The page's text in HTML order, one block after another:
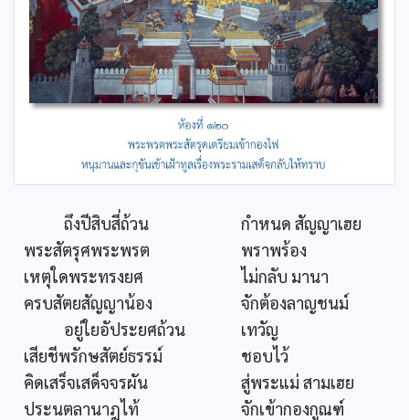
ถึงปีสิบสี่ถ้วน
กำหนด สัญญาเฮย
พระสัตรุศพระพรต
พราพร้อง
เหตุใดพระทรงยศ
ไม่กลับ มานา
ครบสัตยสัญญาน้อง
จักต้องลาญชนม์
อยู่ใยอัประยศถ้วน
เทวัญ
เสียชีพรักษสัตย์ธรรม์
ชอบไว้
คิดเสร็จเสด็จจรผัน
สู่พระแม่ สามเฮย
ประนตลานาฎไท้
จักเข้ากองกูณฑ์